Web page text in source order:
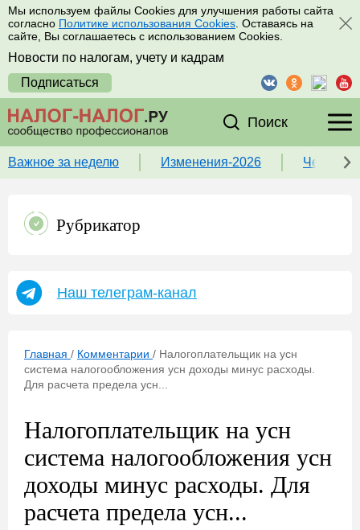
Мы используем файлы Cookies для улучшения работы сайта
согласно Политике использования Cookies . Оставаясь на
сайте, Вы соглашаетесь с использованием Cookies.
Новости по налогам, учету и кадрам
Подписаться
Поиск
Важное за неделю Изменения-2026 Чек-
Рубрикатор
Наш телеграм-канал
Главная / Комментарии / Налогоплательщик на усн
система налогообложения усн доходы минус расходы.
Для расчета предела усн...
Налогоплательщик на усн
система налогообложения усн
доходы минус расходы. Для
расчета предела усн...